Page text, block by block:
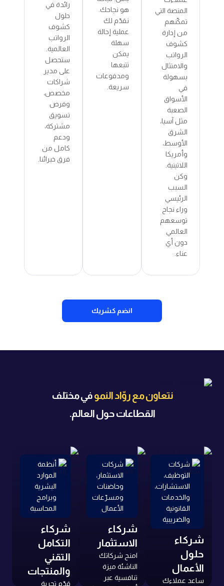
المنصة التي
تمكّنهم
من إدارة
كشوف
الرواتب
والامتثال
بسهولة
في
الأسواق
الصعبة
مثل آسيا،
الشرق
الأوسط،
وأمريكا
اللاتينية.
وكن
السبب
الرئيسي
وراء نجاح
توسعهم
العالمي
دون أي
عناء.
هو نجاحك.
نقدّم لك
عملية إحالة
سهلة
يمكن
تتبعها
ومدفوعات
سريعة.
رائدة في
حلول
كشوف
الرواتب
العالمية.
ستحصل
على مدير
شراكات
مخصص،
وفرص
تسويق
مشتركة،
ودعم
كامل من
فرق خبرائنا.
انضم كشريك
نتعاون مع روّاد النموفي مختلف
القطاعات حول العالم.
شركات
التوظيف،
الاستشارات،
والخدمات
القانونية
والضريبية
شركاء
حلول
الأعمال
ساعد عملاءك
شركات
الاستثمار،
وحاضنات
ومسرّعات
الأعمال
شركاء
الاستثمار
امنح شركاتك
الناشئة ميزة
تنافسية عبر
أنظمة
الموارد
البشرية
وبرامج
المحاسبة
شركاء
التكامل
التقني
والمنتجات
قدّم تجربة